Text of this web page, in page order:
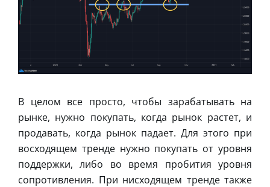
В целом все просто, чтобы зарабатывать на
рынке, нужно покупать, когда рынок растет, и
продавать, когда рынок падает. Для этого при
восходящем тренде нужно покупать от уровня
поддержки, либо во время пробития уровня
сопротивления. При нисходящем тренде также